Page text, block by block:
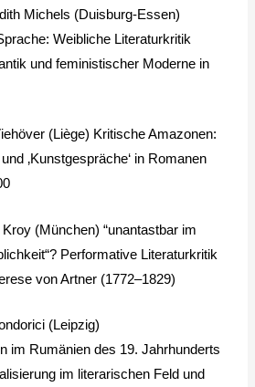
Michels (Duisburg-Essen)
Weibliche Literaturkritik
und feministischer Moderne in
(Liège) Kritische Amazonen:
‚Kunstgespräche‘ in Romanen
(München) “unantastbar im
Performative Literaturkritik
von Artner (1772–1829)
(Leipzig)
im Rumänien des 19. Jahrhunderts
im literarischen Feld und